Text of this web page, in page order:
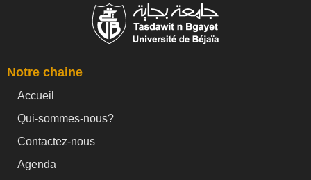
Notre chaine
Accueil
Qui-sommes-nous?
Contactez-nous
Agenda